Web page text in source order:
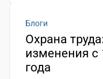
Блоги
Охрана
изменения с
года